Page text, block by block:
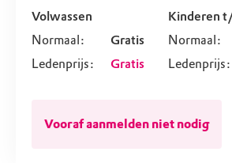
Volwassen
Normaal:
Gratis
Ledenprijs:
Gratis
Kinderen
Normaal:
Ledenprijs:
Vooraf aanmelden niet nodig